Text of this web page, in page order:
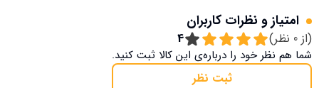
امتیاز و نظرات کاربران
(از 0 نظر) 4
شما هم نظر خود را درباره‌ی این کالا ثبت کنید.
ثبت نظر